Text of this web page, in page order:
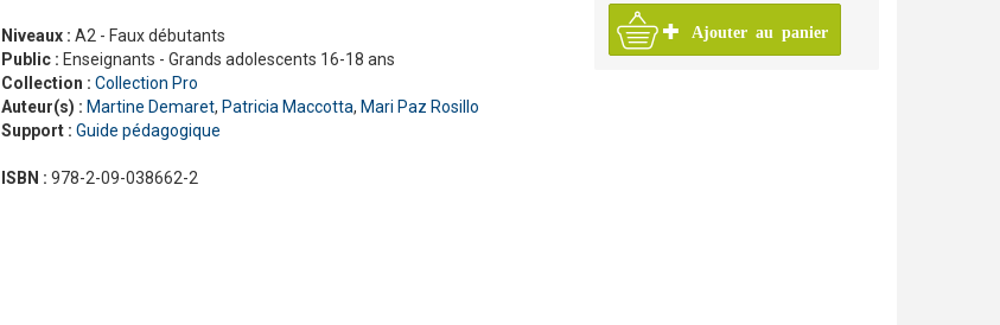
Macaron, pour apprendre avec gourmandise !
#LaClasse, méthode de français pour adolescents
Présentation Odyssée
La grammaire progressive du français
En vrai
Interactions
Niveaux : A2 - Faux débutants
Public : Enseignants - Grands adolescents 16-18 ans
Collection : Collection Pro
Auteur(s) : Martine Demaret, Patricia Maccotta, Mari Paz Rosillo
Support : Guide pédagogique
ISBN : 978-2-09-038662-2
Ajouter au panier